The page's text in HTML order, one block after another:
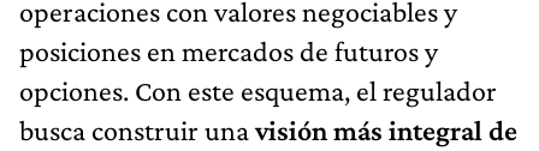
operaciones con valores negociables y
posiciones en mercados de futuros y
opciones. Con este esquema, el regulador
busca construir unavisión más integral de